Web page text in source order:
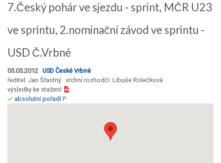
7.Český pohár ve sjezdu - sprint, MČR U23
ve sprintu, 2.nominační závod ve sprintu -
USD Č.Vrbné
05.05.2012 USD České Vrbné
ředitel: Jan Šťastný vrchní rozhodčí: Libuše Rolečková
výsledky ke stažení:
absolutní pořadíP